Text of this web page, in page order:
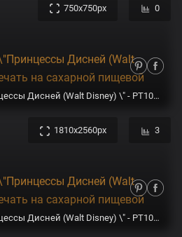
750x750px 0
Картинка для торта \"Принцессы Дисней (Walt Disney) \" - PT100542 печать на сахарной пищевой бумаге
1810x2560px 3
Картинка для торта \"Принцессы Дисней (Walt Disney) \" - PT100545 печать на сахарной пищевой бумаге